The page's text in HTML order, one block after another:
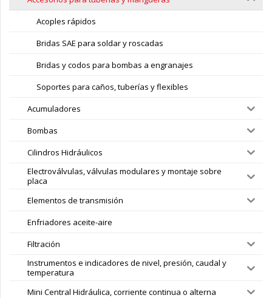
Acoples rápidos
Bridas SAE para soldar y roscadas
Bridas y codos para bombas a engranajes
Soportes para caños, tuberías y flexibles
Acumuladores
Bombas
Cilindros Hidráulicos
Electroválvulas, válvulas modulares y montaje sobre
placa
Elementos de transmisión
Enfriadores aceite-aire
Filtración
Instrumentos e indicadores de nivel, presión, caudal y
temperatura
Mini Central Hidráulica, corriente continua o alterna